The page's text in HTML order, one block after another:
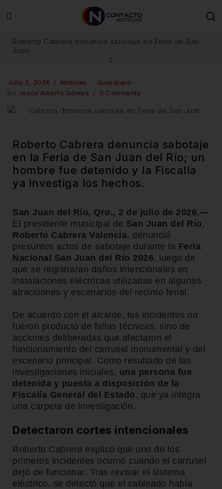
Roberto Cabrera denuncia sabotaje en Feria de San
Juan
Julio 2, 2026 Noticias Querétaro
by Jesús Alberto Gómez 0 Comments
Roberto Cabrera denuncia sabotaje
en la Feria de San Juan del Río; un
hombre fue detenido y la Fiscalía
ya investiga los hechos.
San Juan del Río, Qro., 2 de julio de 2026.—
El presidente municipal de San Juan del Río ,
Roberto Cabrera Valencia, denunció
presuntos actos de sabotaje durante la Feria
Nacional San Juan del Río 2026, luego de
que se registraran daños intencionales en
instalaciones eléctricas utilizadas en algunas
atracciones y escenarios del recinto ferial.
De acuerdo con el alcalde, los incidentes no
fueron producto de fallas técnicas, sino de
acciones deliberadas que afectaron el
funcionamiento del carrusel monumental y del
escenario principal. Como resultado de las
investigaciones iniciales, una persona fue
detenida y puesta a disposición de la
Fiscalía General del Estado , que ya integra
una carpeta de investigación.
Detectaron cortes intencionales
Roberto Cabrera explicó que uno de los
primeros incidentes ocurrió cuando el carrusel
dejó de funcionar. Tras revisar el sistema
eléctrico, se detectó que el cableado había